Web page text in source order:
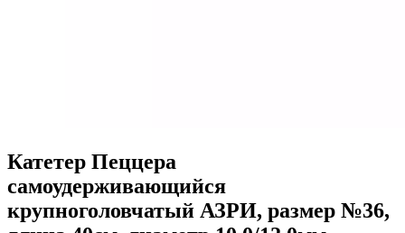
Катетер Пеццера
самоудерживающийся
крупноголовчатый АЗРИ, размер №36,